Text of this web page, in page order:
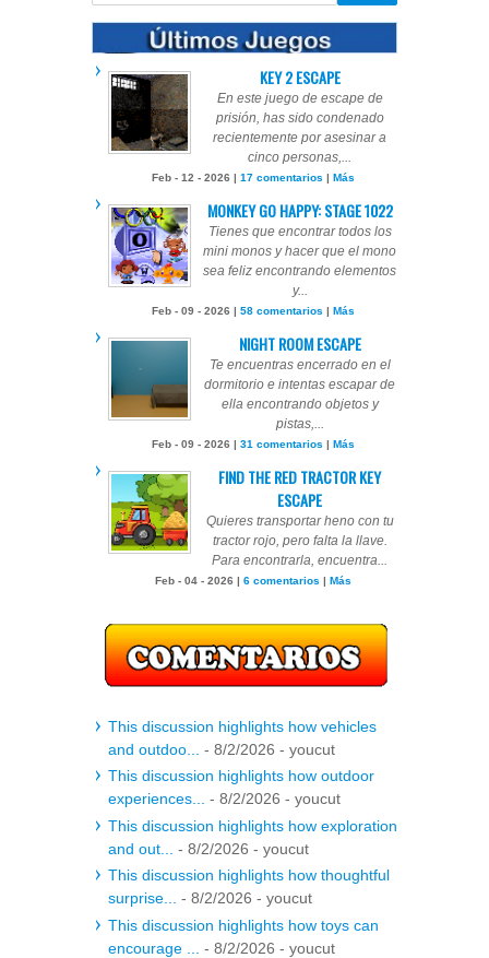
KEY 2 ESCAPE
En este juego de escape de
prisión, has sido condenado
recientemente por asesinar a
cinco personas,...
Feb - 12 - 2026 | 17 comentarios | Más
MONKEY GO HAPPY: STAGE 1022
Tienes que encontrar todos los
mini monos y hacer que el mono
sea feliz encontrando elementos
y...
Feb - 09 - 2026 | 58 comentarios | Más
NIGHT ROOM ESCAPE
Te encuentras encerrado en el
dormitorio e intentas escapar de
ella encontrando objetos y
pistas,...
Feb - 09 - 2026 | 31 comentarios | Más
FIND THE RED TRACTOR KEY
ESCAPE
Quieres transportar heno con tu
tractor rojo, pero falta la llave.
Para encontrarla, encuentra...
Feb - 04 - 2026 | 6 comentarios | Más
This discussion highlights how vehicles
and outdoo...
- 8/2/2026 - youcut
This discussion highlights how outdoor
experiences... - 8/2/2026 - youcut
This discussion highlights how exploration
and out...
- 8/2/2026 - youcut
This discussion highlights how thoughtful
surprise... - 8/2/2026 - youcut
This discussion highlights how toys can
encourage ...
- 8/2/2026 - youcut